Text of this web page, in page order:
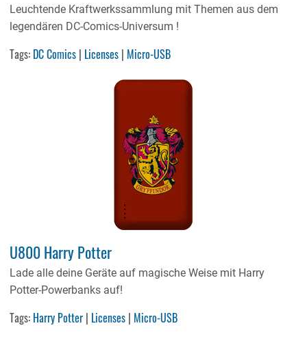
Leuchtende Kraftwerkssammlung mit Themen aus dem
legendären DC-Comics-Universum !
Tags: DC Comics | Licenses | Micro-USB
U800 Harry Potter
Lade alle deine Geräte auf magische Weise mit Harry
Potter-Powerbanks auf!
Tags: Harry Potter | Licenses | Micro-USB